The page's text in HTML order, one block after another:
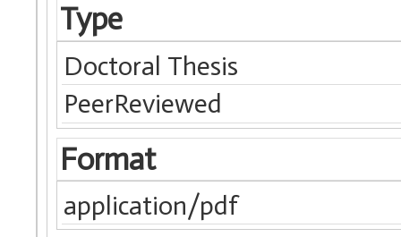
Type
Doctoral Thesis
PeerReviewed
Format
application/pdf